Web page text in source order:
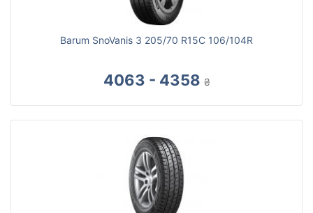
Barum SnoVanis 3 205/70 R15C 106/104R
4063 - 4358 ₴